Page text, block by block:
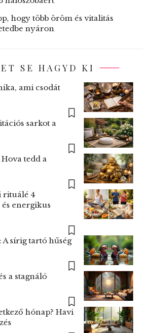
hogy több öröm és vitalitás
nyáron
SE HAGYD KI
ami csodát
sarkot a
tedd a
rituálé 4
és energikus
sírig tartó hűség
a stagnáló
hónap? Havi